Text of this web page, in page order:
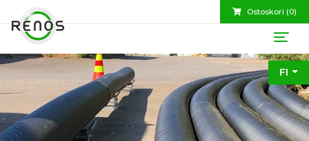
Ostoskori (0)
FI